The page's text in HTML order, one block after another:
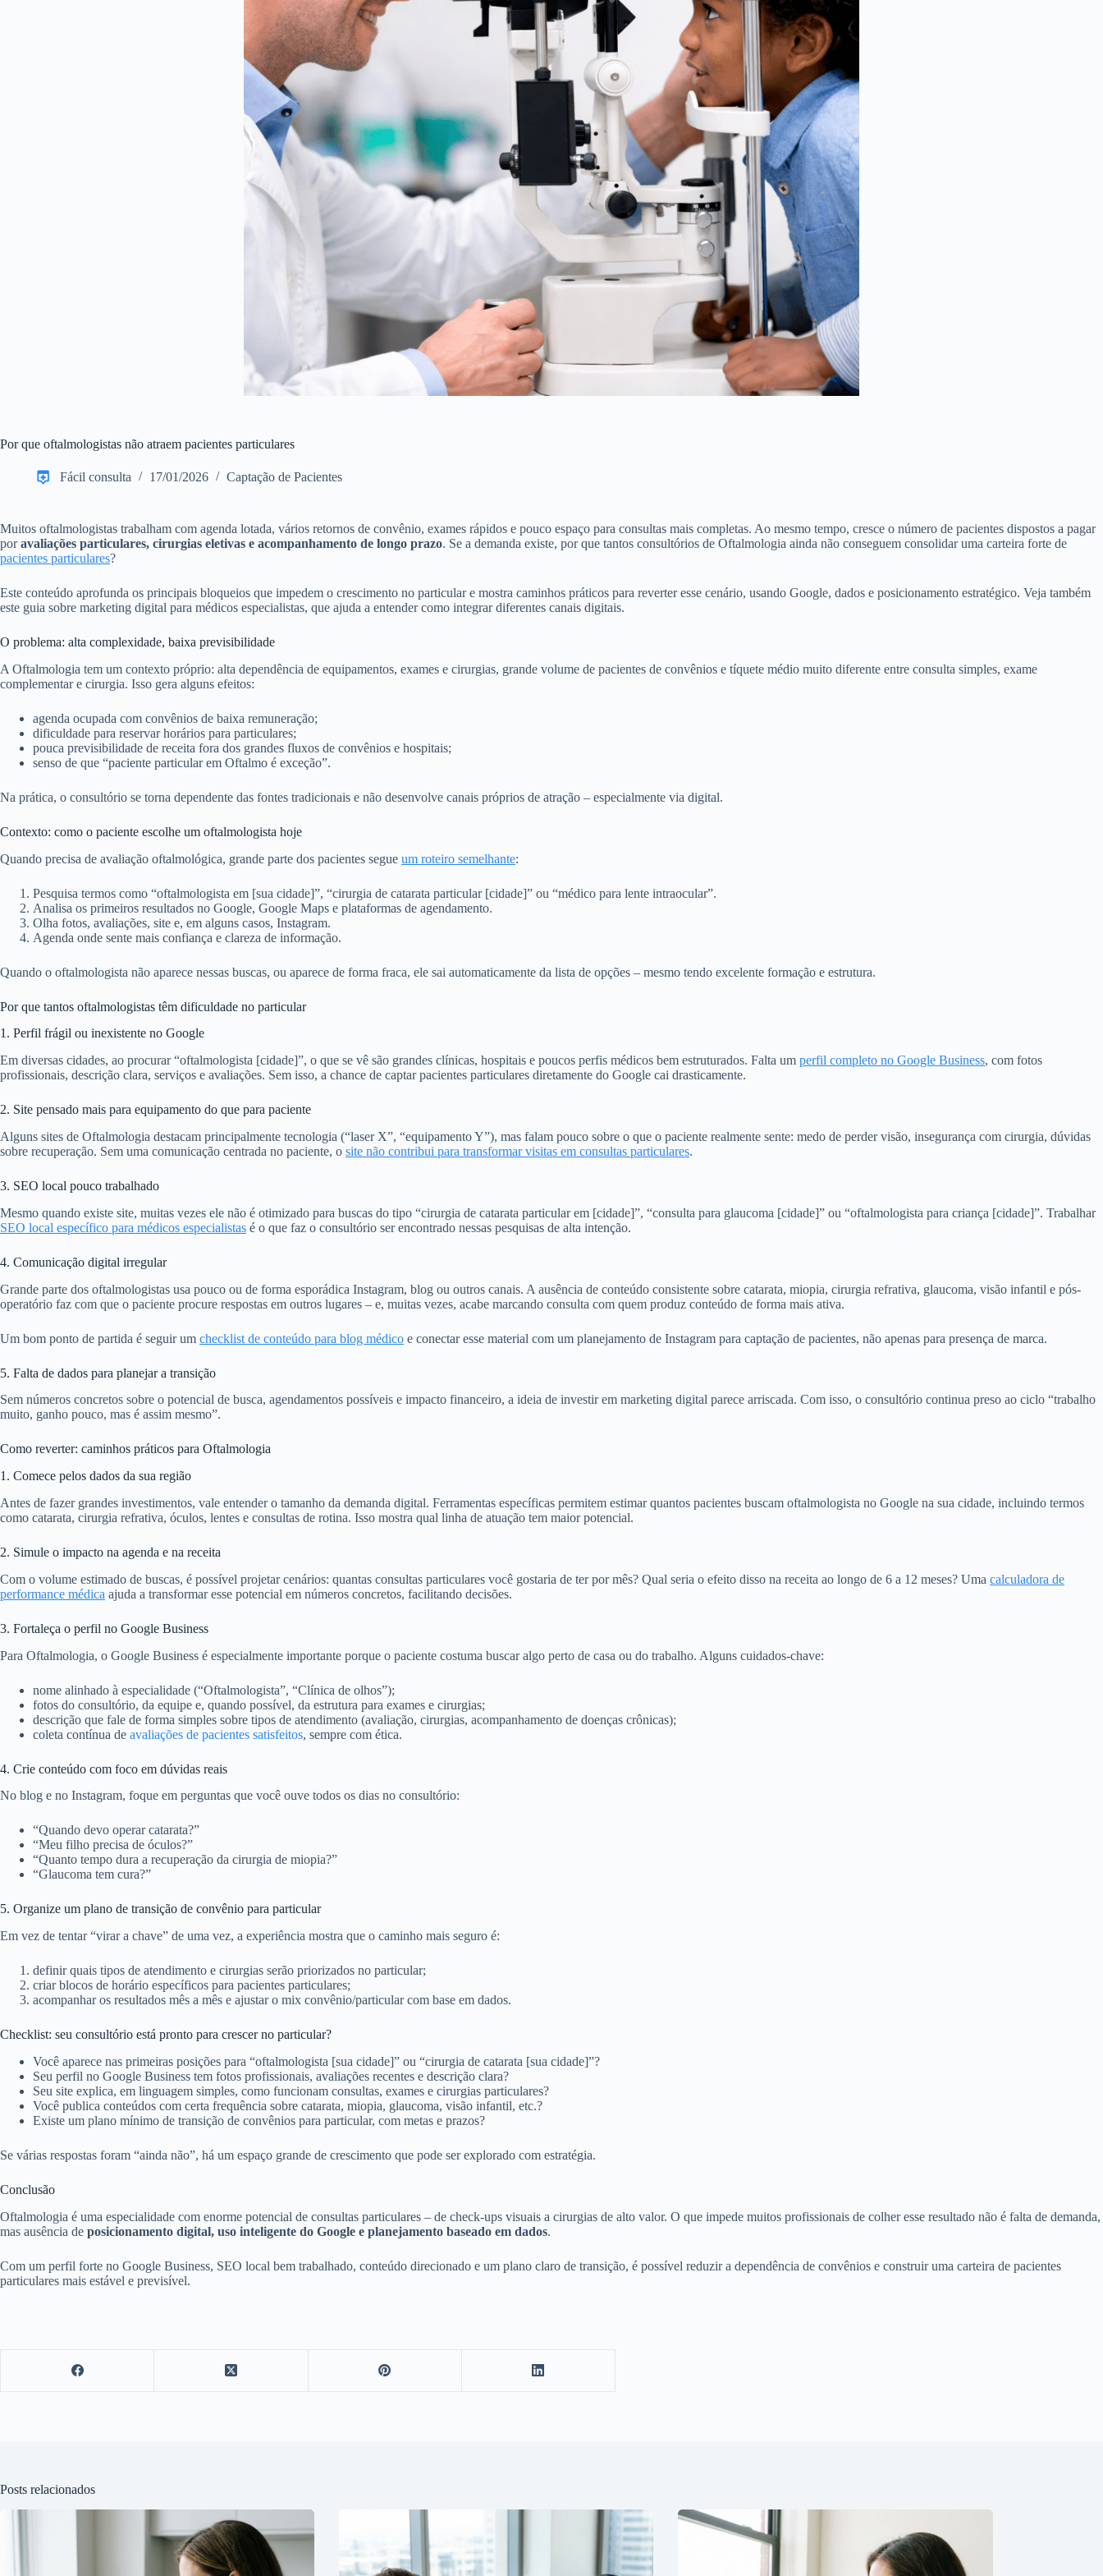
Por que oftalmologistas não atraem pacientes particulares
Fácil consulta 17/01/2026 Captação de Pacientes
Muitos oftalmologistas trabalham com agenda lotada, vários retornos de convênio, exames rápidos e pouco espaço para consultas mais completas. Ao mesmo tempo, cresce o número de pacientes dispostos a pagar
poravaliações particulares, cirurgias eletivas e acompanhamento de longo prazo. Se a demanda existe, por que tantos consultórios de Oftalmologia ainda não conseguem consolidar uma carteira forte de
pacientes particulares?
Este conteúdo aprofunda os principais bloqueios que impedem o crescimento no particular e mostra caminhos práticos para reverter esse cenário, usando Google, dados e posicionamento estratégico. Veja também
este guia sobre marketing digital para médicos especialistas, que ajuda a entender como integrar diferentes canais digitais.
O problema: alta complexidade, baixa previsibilidade
A Oftalmologia tem um contexto próprio: alta dependência de equipamentos, exames e cirurgias, grande volume de pacientes de convênios e tíquete médio muito diferente entre consulta simples, exame
complementar e cirurgia. Isso gera alguns efeitos:
agenda ocupada com convênios de baixa remuneração;
dificuldade para reservar horários para particulares;
pouca previsibilidade de receita fora dos grandes fluxos de convênios e hospitais;
senso de que “paciente particular em Oftalmo é exceção”.
Na prática, o consultório se torna dependente das fontes tradicionais e não desenvolve canais próprios de atração – especialmente via digital.
Contexto: como o paciente escolhe um oftalmologista hoje
Quando precisa de avaliação oftalmológica, grande parte dos pacientes segue um roteiro semelhante:
Pesquisa termos como “oftalmologista em [sua cidade]”, “cirurgia de catarata particular [cidade]” ou “médico para lente intraocular”.
Analisa os primeiros resultados no Google, Google Maps e plataformas de agendamento.
Olha fotos, avaliações, site e, em alguns casos, Instagram.
Agenda onde sente mais confiança e clareza de informação.
Quando o oftalmologista não aparece nessas buscas, ou aparece de forma fraca, ele sai automaticamente da lista de opções – mesmo tendo excelente formação e estrutura.
Por que tantos oftalmologistas têm dificuldade no particular
1. Perfil frágil ou inexistente no Google
Em diversas cidades, ao procurar “oftalmologista [cidade]”, o que se vê são grandes clínicas, hospitais e poucos perfis médicos bem estruturados. Falta um perfil completo no Google Business, com fotos
profissionais, descrição clara, serviços e avaliações. Sem isso, a chance de captar pacientes particulares diretamente do Google cai drasticamente.
2. Site pensado mais para equipamento do que para paciente
Alguns sites de Oftalmologia destacam principalmente tecnologia (“laser X”, “equipamento Y”), mas falam pouco sobre o que o paciente realmente sente: medo de perder visão, insegurança com cirurgia, dúvidas
sobre recuperação. Sem uma comunicação centrada no paciente, o site não contribui para transformar visitas em consultas particulares.
3. SEO local pouco trabalhado
Mesmo quando existe site, muitas vezes ele não é otimizado para buscas do tipo “cirurgia de catarata particular em [cidade]”, “consulta para glaucoma [cidade]” ou “oftalmologista para criança [cidade]”. Trabalhar
SEO local específico para médicos especialistas é o que faz o consultório ser encontrado nessas pesquisas de alta intenção.
4. Comunicação digital irregular
Grande parte dos oftalmologistas usa pouco ou de forma esporádica Instagram, blog ou outros canais. A ausência de conteúdo consistente sobre catarata, miopia, cirurgia refrativa, glaucoma, visão infantil e pós-
operatório faz com que o paciente procure respostas em outros lugares – e, muitas vezes, acabe marcando consulta com quem produz conteúdo de forma mais ativa.
Um bom ponto de partida é seguir um checklist de conteúdo para blog médico e conectar esse material com um planejamento de Instagram para captação de pacientes, não apenas para presença de marca.
5. Falta de dados para planejar a transição
Sem números concretos sobre o potencial de busca, agendamentos possíveis e impacto financeiro, a ideia de investir em marketing digital parece arriscada. Com isso, o consultório continua preso ao ciclo “trabalho
muito, ganho pouco, mas é assim mesmo”.
Como reverter: caminhos práticos para Oftalmologia
1. Comece pelos dados da sua região
Antes de fazer grandes investimentos, vale entender o tamanho da demanda digital. Ferramentas específicas permitem estimar quantos pacientes buscam oftalmologista no Google na sua cidade, incluindo termos
como catarata, cirurgia refrativa, óculos, lentes e consultas de rotina. Isso mostra qual linha de atuação tem maior potencial.
2. Simule o impacto na agenda e na receita
Com o volume estimado de buscas, é possível projetar cenários: quantas consultas particulares você gostaria de ter por mês? Qual seria o efeito disso na receita ao longo de 6 a 12 meses? Uma calculadora de
performance médica ajuda a transformar esse potencial em números concretos, facilitando decisões.
3. Fortaleça o perfil no Google Business
Para Oftalmologia, o Google Business é especialmente importante porque o paciente costuma buscar algo perto de casa ou do trabalho. Alguns cuidados-chave:
nome alinhado à especialidade (“Oftalmologista”, “Clínica de olhos”);
fotos do consultório, da equipe e, quando possível, da estrutura para exames e cirurgias;
descrição que fale de forma simples sobre tipos de atendimento (avaliação, cirurgias, acompanhamento de doenças crônicas);
coleta contínua de avaliações de pacientes satisfeitos, sempre com ética.
4. Crie conteúdo com foco em dúvidas reais
No blog e no Instagram, foque em perguntas que você ouve todos os dias no consultório:
“Quando devo operar catarata?”
“Meu filho precisa de óculos?”
“Quanto tempo dura a recuperação da cirurgia de miopia?”
“Glaucoma tem cura?”
5. Organize um plano de transição de convênio para particular
Em vez de tentar “virar a chave” de uma vez, a experiência mostra que o caminho mais seguro é:
definir quais tipos de atendimento e cirurgias serão priorizados no particular;
criar blocos de horário específicos para pacientes particulares;
acompanhar os resultados mês a mês e ajustar o mix convênio/particular com base em dados.
Checklist: seu consultório está pronto para crescer no particular?
Você aparece nas primeiras posições para “oftalmologista [sua cidade]” ou “cirurgia de catarata [sua cidade]”?
Seu perfil no Google Business tem fotos profissionais, avaliações recentes e descrição clara?
Seu site explica, em linguagem simples, como funcionam consultas, exames e cirurgias particulares?
Você publica conteúdos com certa frequência sobre catarata, miopia, glaucoma, visão infantil, etc.?
Existe um plano mínimo de transição de convênios para particular, com metas e prazos?
Se várias respostas foram “ainda não”, há um espaço grande de crescimento que pode ser explorado com estratégia.
Conclusão
Oftalmologia é uma especialidade com enorme potencial de consultas particulares – de check-ups visuais a cirurgias de alto valor. O que impede muitos profissionais de colher esse resultado não é falta de demanda,
mas ausência de posicionamento digital, uso inteligente do Google e planejamento baseado em dados.
Com um perfil forte no Google Business, SEO local bem trabalhado, conteúdo direcionado e um plano claro de transição, é possível reduzir a dependência de convênios e construir uma carteira de pacientes
particulares mais estável e previsível.
Posts relacionados